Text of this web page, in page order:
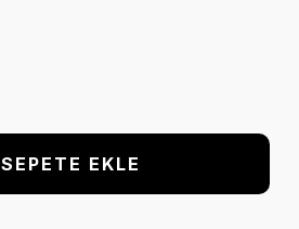
SEPETE EKLE